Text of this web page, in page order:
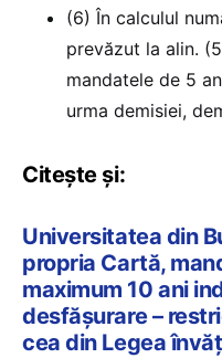
(6) În calculul
prevăzut la alin.
mandatele de 5
urma demisiei,
Citește și:
Universitatea din
propria Cartă,
maximum 10 ani
desfășurare –
cea din Legea